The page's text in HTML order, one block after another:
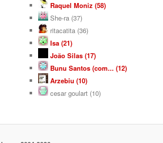
Raquel Moniz (58)
She-ra (37)
ritacatita (36)
Isa (21)
João Silas (17)
Bunu Santos (com... (12)
Arzebiu (10)
cesar goulart (10)